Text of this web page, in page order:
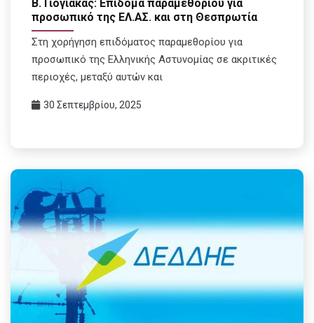
Β. Γιόγιακας: Επίδομα παραμεθορίου για
προσωπικό της ΕΛ.ΑΣ. και στη Θεσπρωτία
Στη χορήγηση επιδόματος παραμεθορίου για
προσωπικό της Ελληνικής Αστυνομίας σε ακριτικές
περιοχές, μεταξύ αυτών και
30 Σεπτεμβρίου, 2025